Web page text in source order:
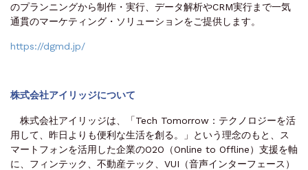
のプランニングから制作・実行、データ解析やCRM実行まで一気
通貫のマーケティング・ソリューションをご提供します。
https://dgmd.jp/
株式会社アイリッジについて
株式会社アイリッジは、「Tech Tomorrow：テクノロジーを活
用して、昨日よりも便利な生活を創る。」という理念のもと、ス
マートフォンを活用した企業のO2O（Online to Offline）支援を軸
に、フィンテック、不動産テック、VUI（音声インターフェース）